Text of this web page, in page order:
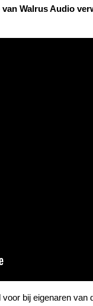
Walrus Audio
bij eigenaren van